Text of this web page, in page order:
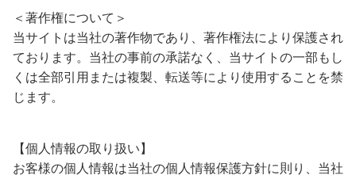
＜著作権について＞
当サイトは当社の著作物であり、著作権法により保護され
ております。当社の事前の承諾なく、当サイトの一部もし
くは全部引用または複製、転送等により使用することを禁
じます。
【個人情報の取り扱い】
お客様の個人情報は当社の個人情報保護方針に則り、当社